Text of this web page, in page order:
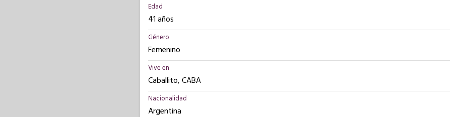
Edad
41 años
Género
Femenino
Vive en
Caballito, CABA
Nacionalidad
Argentina